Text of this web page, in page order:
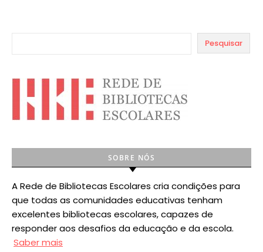
Pesquisar
SOBRE NÓS
A Rede de Bibliotecas Escolares cria condições para
que todas as comunidades educativas tenham
excelentes bibliotecas escolares, capazes de
responder aos desafios da educação e da escola.
Saber mais